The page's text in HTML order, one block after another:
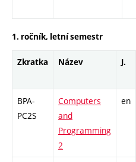
1. ročník, letní semestr
Zkratka Název J.
BPA-
PC2S
Computers
and
Programming
2
en